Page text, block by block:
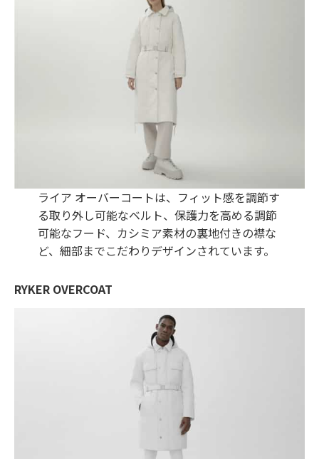
ライア オーバーコートは、フィット感を調節す
る取り外し可能なベルト、保護力を高める調節
可能なフード、カシミア素材の裏地付きの襟な
ど、細部までこだわりデザインされています。
RYKER OVERCOAT